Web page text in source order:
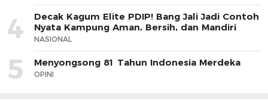
4
Decak Kagum Elite PDIP! Bang Jali Jadi Contoh
Nyata Kampung Aman, Bersih, dan Mandiri
NASIONAL
5 Menyongsong 81 Tahun Indonesia Merdeka
OPINI